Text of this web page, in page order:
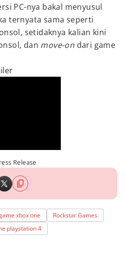
PC-nya bakal menyusul
ternyata sama seperti
setidaknya kalian kini
dan move-on dari game
Release
xbox one
Rockstar Games
playstation 4